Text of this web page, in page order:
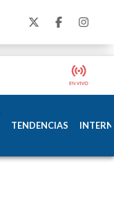
TENDENCIAS